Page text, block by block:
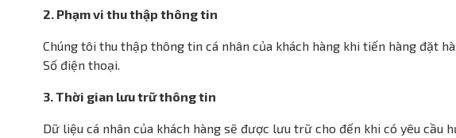
2. Phạm vi thu thập thông tin
Chúng tôi thu thập thông tin cá nhân của khách hàng khi tiến hàng đặt
Số điện thoại.
3. Thời gian lưu trữ thông tin
Dữ liệu cá nhân của khách hàng sẽ được lưu trữ cho đến khi có yêu cầu